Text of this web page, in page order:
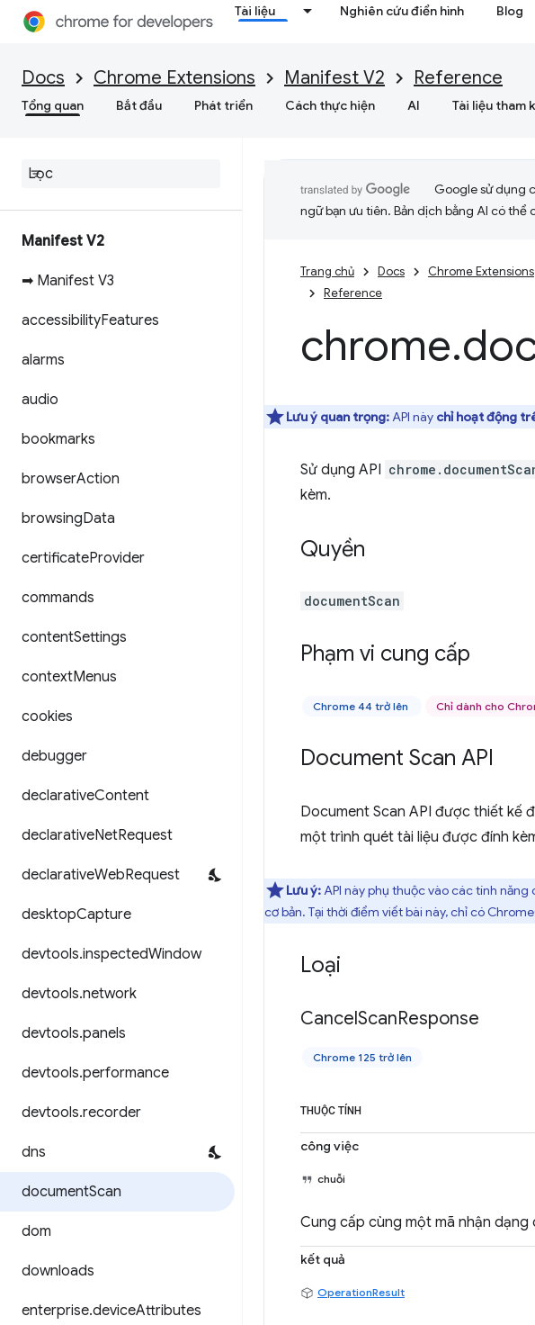
Tài liệu Nghiên cứu điển hình Blog
Docs Chrome Extensions Manifest V2 Reference
Tổng quan Bắt đầu Phát triển Cách thực hiện AI Tài liệu tham
Manifest V2
➡ Manifest V3
accessibilityFeatures
alarms
audio
bookmarks
browserAction
browsingData
certificateProvider
commands
contentSettings
contextMenus
cookies
debugger
declarativeContent
declarativeNetRequest
declarativeWebRequest
desktopCapture
devtools.inspectedWindow
devtools.network
devtools.panels
devtools.performance
devtools.recorder
dns
documentScan
dom
downloads
enterprise.deviceAttributes
Google sử dụng
ngữ bạn ưu tiên. Bản dịch bằng AI có thể
Trang chủ Docs Chrome Extensions
Reference
chrome.
Lưu ý quan trọng:API này chỉ hoạt động
Sử dụng API
kèm.
Quyền
documentScan
Phạm vi cung cấp
Chrome 44 trở lên Chỉ dành cho
Document Scan API
Document Scan API được thiết kế
một trình quét tài liệu được đính
Lưu ý:API này phụ thuộc vào các tính
cơ bản. Tại thời điểm viết bài này, chỉ có
Loại
CancelScanResponse
Chrome 125 trở lên
THUỘC TÍNH
công việc
chuỗi
Cung cấp cùng một mã nhận
kết quả
OperationResult